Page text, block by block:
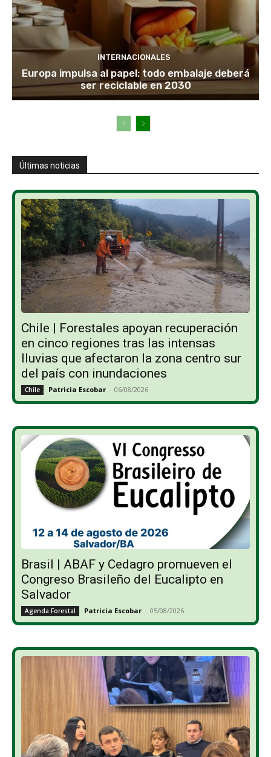
INTERNACIONALES
Europa impulsa al papel: todo embalaje deberá
ser reciclable en 2030
Últimas noticias
Chile | Forestales apoyan recuperación
en cinco regiones tras las intensas
lluvias que afectaron la zona centro sur
del país con inundaciones
Chile Patricia Escobar - 06/08/2026
Brasil | ABAF y Cedagro promueven el
Congreso Brasileño del Eucalipto en
Salvador
Agenda Forestal Patricia Escobar - 05/08/2026